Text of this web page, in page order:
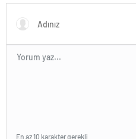
En az 10 karakter gerekli